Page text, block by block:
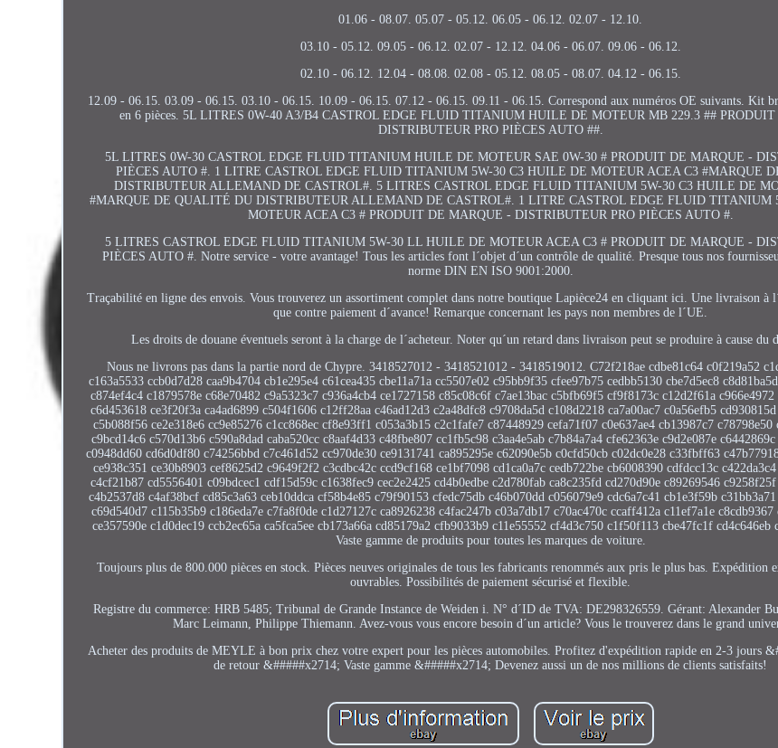
01.06 - 08.07. 05.07 - 05.12. 06.05 - 06.12. 02.07 - 12.10.
03.10 - 05.12. 09.05 - 06.12. 02.07 - 12.12. 04.06 - 06.07. 09.06 - 06.12.
02.10 - 06.12. 12.04 - 08.08. 02.08 - 05.12. 08.05 - 08.07. 04.12 - 06.15.
12.09 - 06.15. 03.09 - 06.15. 03.10 - 06.15. 10.09 - 06.15. 07.12 - 06.15. 09.11 - 06.15. Correspond aux numéros OE suivants. Kit
en 6 pièces. 5L LITRES 0W-40 A3/B4 CASTROL EDGE FLUID TITANIUM HUILE DE MOTEUR MB 229.3 ##
DISTRIBUTEUR PRO PIÈCES AUTO ##.
5L LITRES 0W-30 CASTROL EDGE FLUID TITANIUM HUILE DE MOTEUR SAE 0W-30 # PRODUIT DE MARQUE -
PIÈCES AUTO #. 1 LITRE CASTROL EDGE FLUID TITANIUM 5W-30 C3 HUILE DE MOTEUR ACEA C3 #MARQUE
DISTRIBUTEUR ALLEMAND DE CASTROL#. 5 LITRES CASTROL EDGE FLUID TITANIUM 5W-30 C3 HUILE DE
#MARQUE DE QUALITÉ DU DISTRIBUTEUR ALLEMAND DE CASTROL#. 1 LITRE CASTROL EDGE FLUID TITANIUM
MOTEUR ACEA C3 # PRODUIT DE MARQUE - DISTRIBUTEUR PRO PIÈCES AUTO #.
5 LITRES CASTROL EDGE FLUID TITANIUM 5W-30 LL HUILE DE MOTEUR ACEA C3 # PRODUIT DE MARQUE -
PIÈCES AUTO #. Notre service - votre avantage! Tous les articles font l´objet d´un contrôle de qualité. Presque tous nos
norme DIN EN ISO 9001:2000.
Traçabilité en ligne des envois. Vous trouverez un assortiment complet dans notre boutique Lapièce24 en cliquant ici. Une livraison à
que contre paiement d´avance! Remarque concernant les pays non membres de l´UE.
Les droits de douane éventuels seront à la charge de l´acheteur. Noter qu´un retard dans livraison peut se produire à cause du
Nous ne livrons pas dans la partie nord de Chypre. 3418527012 - 3418521012 - 3418519012. C72f218ae cdbe81c64 c0f219a52
c163a5533 ccb0d7d28 caa9b4704 cb1e295e4 c61cea435 cbe11a71a cc5507e02 c95bb9f35 cfee97b75 cedbb5130 cbe7d5ec8
c874ef4c4 c1879578e c68e70482 c9a5323c7 c936a4cb4 ce1727158 c85c08c6f c7ae13bac c5bfb69f5 cf9f8173c c12d2f61a
c6d453618 ce3f20f3a ca4ad6899 c504f1606 c12ff28aa c46ad12d3 c2a48dfc8 c9708da5d c108d2218 ca7a00ac7 c0a56efb5
c5b088f56 ce2e318e6 cc9e85276 c1cc868ec cf8e93ff1 c053a3b15 c2c1fafe7 c87448929 cefa71f07 c0e637ae4 cb13987c7 c78798e50
c9bcd14c6 c570d13b6 c590a8dad caba520cc c8aaf4d33 c48fbe807 cc1fb5c98 c3aa4e5ab c7b84a7a4 cfe62363e c9d2e087e
c0948dd60 cd6d0df80 c74256bbd c7c461d52 cc970de30 ce9131741 ca895295e c62090e5b c0cfd50cb c02dc0e28 c33fbff63
ce938c351 ce30b8903 cef8625d2 c9649f2f2 c3cdbc42c ccd9cf168 ce1bf7098 cd1ca0a7c cedb722be cb6008390 cdfdcc13c c422da3c4
c4cf21b87 cd5556401 c09bdcec1 cdf15d59c c1638fec9 cec2e2425 cd4b0edbe c2d780fab ca8c235fd cd270d90e c89269546
c4b2537d8 c4af38bcf cd85c3a63 ceb10ddca cf58b4e85 c79f90153 cfedc75db c46b070dd c056079e9 cdc6a7c41 cb1e3f59b
c69d540d7 c115b35b9 c186eda7e c7fa8f0de c1d27127c ca8926238 c4fac247b c03a7db17 c70ac470c ccaff412a c11ef7a1e c8cdb9367
ce357590e c1d0dec19 ccb2ec65a ca5fca5ee cb173a66a cd85179a2 cfb9033b9 c11e55552 cf4d3c750 c1f50f113 cbe47fc1f cd4c646eb
Vaste gamme de produits pour toutes les marques de voiture.
Toujours plus de 800.000 pièces en stock. Pièces neuves originales de tous les fabricants renommés aux pris le plus bas. Expédition
ouvrables. Possibilités de paiement sécurisé et flexible.
Registre du commerce: HRB 5485; Tribunal de Grande Instance de Weiden i. N° d´ID de TVA: DE298326559. Gérant: Alexander
Marc Leimann, Philippe Thiemann. Avez-vous vous encore besoin d´un article? Vous le trouverez dans le grand
Acheter des produits de MEYLE à bon prix chez votre expert pour les pièces automobiles. Profitez d'expédition rapide en 2-3 jours
de retour &#####x2714; Vaste gamme &#####x2714; Devenez aussi un de nos millions de clients satisfaits!